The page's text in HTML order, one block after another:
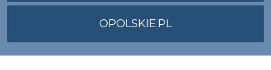
OPOLSKIE.PL